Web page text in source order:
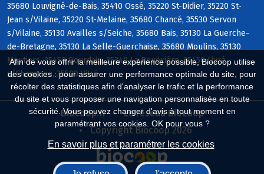
Afin de vous offrir la meilleure expérience possible, Biocoop utilise
des cookies : pour assurer une performance optimale du site, pour
récolter des statistiques afin d'analyser le trafic et la performance
du site et vous proposer une navigation personnalisée en toute
sécurité. Vous pouvez changer d'avis à tout moment en
paramétrant vos cookies. OK pour vous ?
En savoir plus et paramétrer les cookies
35680 Louvigné-de-Bais, 35410 Ossé, 35220 St-Didier, 35220 St-
Jean s/Vilaine, 35220 St-Melaine, 35680 Chancé, 35530 Servon
s/Vilaine, 35130 Availles s/Seiche, 35680 Bais, 35130 La Guerche-
de-Bretagne, 35130 La Selle-Guerchaise, 35680 Moulins, 35130
Moutiers, 35450 Dourdain, 35340 La Bouëxière, 35450 Livré
s/Changeon, 35500 Vitré
Biocoop.fr
Le réseau Biocoop
Copyright Biocoop 2026